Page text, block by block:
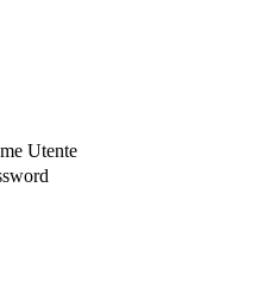
Utente